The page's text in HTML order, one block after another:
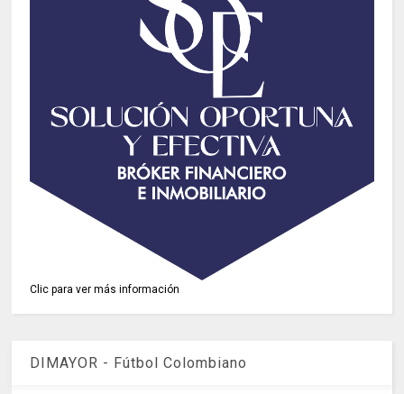
Clic para ver más información
DIMAYOR - Fútbol Colombiano